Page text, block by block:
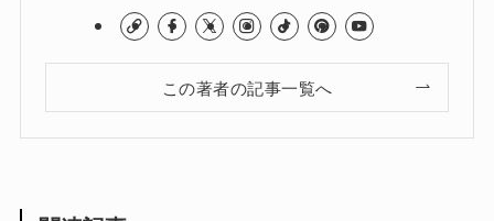
この著者の記事一覧へ